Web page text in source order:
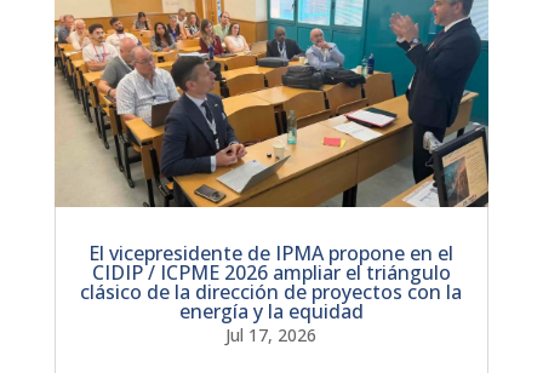
El vicepresidente de IPMA propone en el
CIDIP / ICPME 2026 ampliar el triángulo
clásico de la dirección de proyectos con la
energía y la equidad
Jul 17, 2026